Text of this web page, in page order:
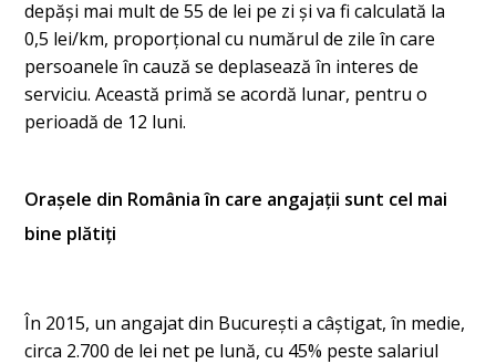
depăși mai mult de 55 de lei pe zi și va fi calculată la
0,5 lei/km, proporțional cu numărul de zile în care
persoanele în cauză se deplasează în interes de
serviciu. Această primă se acordă lunar, pentru o
perioadă de 12 luni.
Orașele din România în care angajații sunt cel mai
bine plătiți
În 2015, un angajat din Bucureşti a câştigat, în medie,
circa 2.700 de lei net pe lună, cu 45% peste salariul